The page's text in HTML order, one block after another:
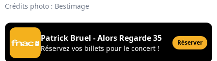
Crédits photo : Bestimage
Patrick Bruel - Alors Regarde 35
Réservez vos billets pour le concert !
Réserver